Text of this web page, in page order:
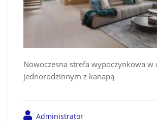
Nowoczesna strefa wypoczynkowa w
jednorodzinnym z kanapą
Administrator